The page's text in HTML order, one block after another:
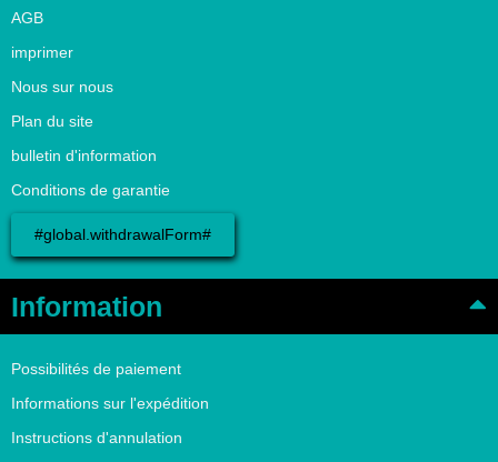
AGB
imprimer
Nous sur nous
Plan du site
bulletin d'information
Conditions de garantie
#global.withdrawalForm#
Information
Possibilités de paiement
Informations sur l'expédition
Instructions d'annulation